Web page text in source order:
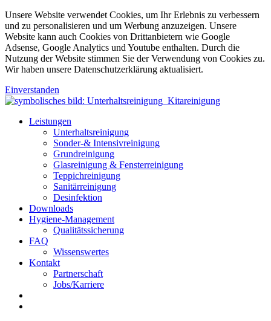
Unsere Website verwendet Cookies, um Ihr Erlebnis zu verbessern
und zu personalisieren und um Werbung anzuzeigen. Unsere
Website kann auch Cookies von Drittanbietern wie Google
Adsense, Google Analytics und Youtube enthalten. Durch die
Nutzung der Website stimmen Sie der Verwendung von Cookies zu.
Wir haben unsere Datenschutzerklärung aktualisiert.
Einverstanden
Leistungen
Unterhaltsreinigung
Sonder-& Intensivreinigung
Grundreinigung
Glasreinigung & Fensterreinigung
Teppichreinigung
Sanitärreinigung
Desinfektion
Downloads
Hygiene-Management
Qualitätssicherung
FAQ
Wissenswertes
Kontakt
Partnerschaft
Jobs/Karriere